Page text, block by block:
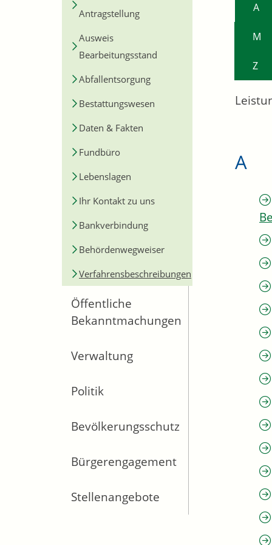
Antragstellung
Ausweis
Bearbeitungsstand
Abfallentsorgung
Bestattungswesen
Daten & Fakten
Fundbüro
Lebenslagen
Ihr Kontakt zu uns
Bankverbindung
Behördenwegweiser
Verfahrensbeschreibungen
Öffentliche
Bekanntmachungen
Verwaltung
Politik
Bevölkerungsschutz
Bürgerengagement
Stellenangebote
A
M
Z
A